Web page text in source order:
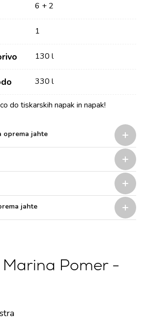
6 + 2
1
130 l
330 l
do tiskarskih napak in napak!
oprema jahte
jahte
Marina Pomer -